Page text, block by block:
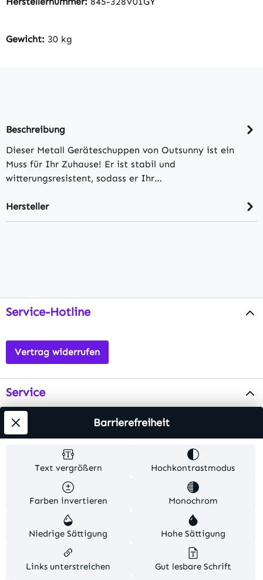
Gewicht: 30 kg
Beschreibung
Dieser Metall Geräteschuppen von Outsunny ist ein
Muss für Ihr Zuhause! Er ist stabil und
witterungsresistent, sodass er Ihr…
Hersteller
Service-Hotline
Vertrag widerrufen
Service
Info
Alle Preise inkl. gesetzl. Mehrwertsteuer zzgl.
Versandkosten . Alle Artikelangaben sind
Herstellerangaben und ohne Gewähr.
© 2026 MKV24 – Alle Rechte vorbehalten. Theme by
TC-Innovations
Text vergrößern Hochkontrastmodus
Farben invertieren Monochrom
Niedrige Sättigung Hohe Sättigung
Links unterstreichen Gut lesbare Schrift
Barrierefreiheit